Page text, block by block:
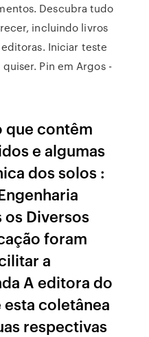
Descubra tudo
incluindo livros
Iniciar teste
Pin em Argos -
que contêm
e algumas
dos solos :
os Diversos
foram
a
A editora do
coletânea
respectivas